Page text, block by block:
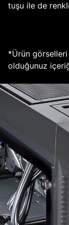
tuşu ile de
*Ürün görselleri
olduğunuz